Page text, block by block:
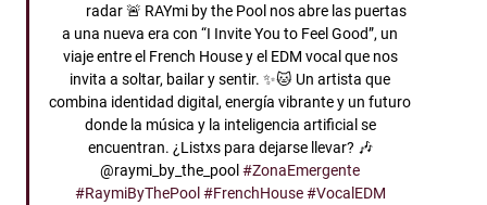
radar 🚨 RAYmi by the Pool nos abre las puertas
a una nueva era con “I Invite You to Feel Good”, un
viaje entre el French House y el EDM vocal que nos
invita a soltar, bailar y sentir. ✨🐱 Un artista que
combina identidad digital, energía vibrante y un futuro
donde la música y la inteligencia artificial se
encuentran. ¿Listxs para dejarse llevar? 🎶
@raymi_by_the_pool #ZonaEmergente
#RaymiByThePool #FrenchHouse #VocalEDM